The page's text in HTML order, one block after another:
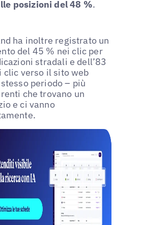
posizioni del 48 %.
ha inoltre registrato un
del 45 % nei clic per
stradali e dell’83
clic verso il sito web
periodo – più
che trovano un
e ci vanno